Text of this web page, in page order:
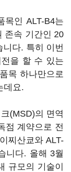
목인 ALT-B4는
존속 기간인 20
다. 특히 이번
을 할 수 있는
목 하나만으로
데요.
(MSD)의 면역
점 계약으로 전
찌산쿄와 ALT-
니다. 올해 3월
규모의 기술이